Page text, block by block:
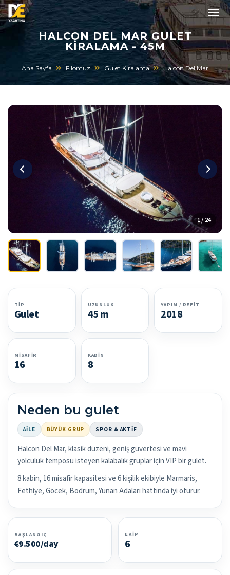
HALCON DEL MAR GULET
KIRALAMA - 45M
Ana Sayfa Filomuz Gulet Kiralama Halcon Del Mar
1 / 24
TIP
Gulet
UZUNLUK
45 m
YAPIM / REFIT
2018
MISAFIR
16
KABIN
8
Neden bu gulet
AILE BÜYÜK GRUP SPOR & AKTIF
Halcon Del Mar, klasik düzeni, geniş güvertesi ve mavi
yolculuk temposu isteyen kalabalık gruplar için VIP bir gulet.
8 kabin, 16 misafir kapasitesi ve 6 kişilik ekibiyle Marmaris,
Fethiye, Göcek, Bodrum, Yunan Adaları hattında iyi oturur.
BAŞLANGIÇ
€9.500/day
EKIP
6